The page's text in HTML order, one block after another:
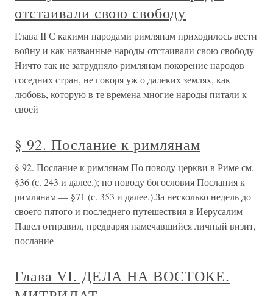
отстаивали свою свободу
Глава II С какими народами римлянам приходилось вести
войну и как названные народы отстаивали свою свободу
Ничто так не затрудняло римлянам покорение народов
соседних стран, не говоря уж о далеких землях, как
любовь, которую в те времена многие народы питали к
своей
§ 92. Послание к римлянам
§ 92. Послание к римлянам По поводу церкви в Риме см.
§36 (с. 243 и далее.); по поводу богословия Послания к
римлянам — §71 (с. 353 и далее.).За несколько недель до
своего пятого и последнего путешествия в Иерусалим
Павел отправил, предваряя намечавшийся личный визит,
послание
Глава VI. ДЕЛА НА ВОСТОКЕ.